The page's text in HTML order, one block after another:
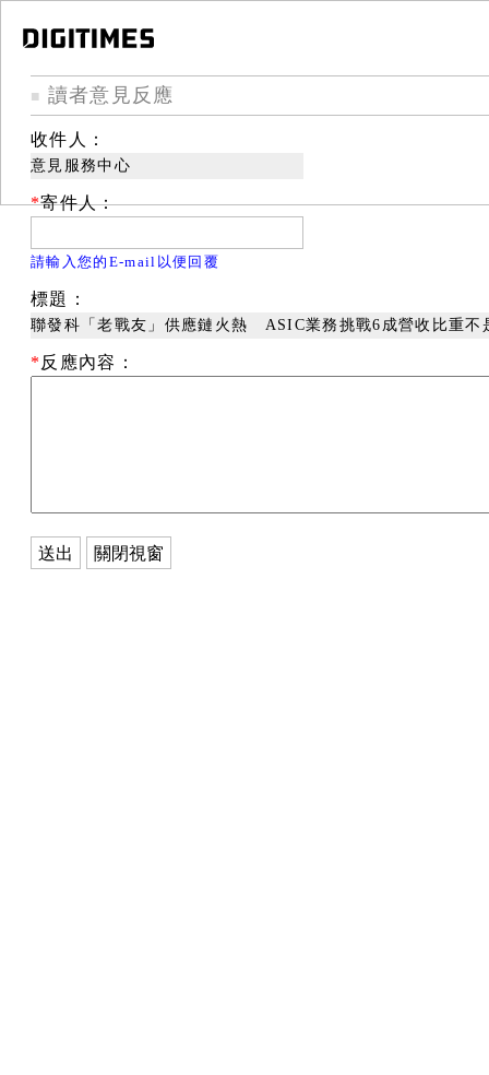
■ 讀者意見反應
收件人：
意見服務中心
*寄件人：
請輸入您的E-mail以便回覆
標題：
聯發科「老戰友」供應鏈火熱 ASIC業務挑戰6成營收比重不
* 反應內容：